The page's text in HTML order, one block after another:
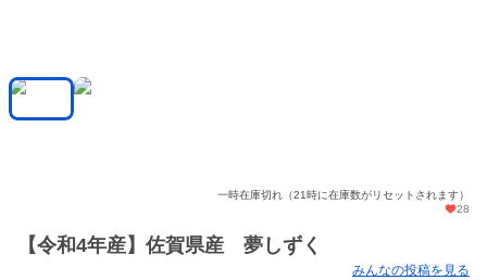
一時在庫切れ（21時に在庫数がリセットされます）
28
【令和4年産】佐賀県産 夢しずく
みんなの投稿を見る